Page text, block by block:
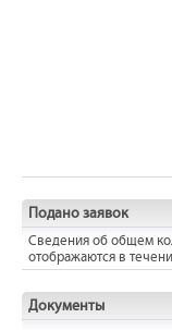
Подано заявок
Сведения об общем
отображаются в
Документы